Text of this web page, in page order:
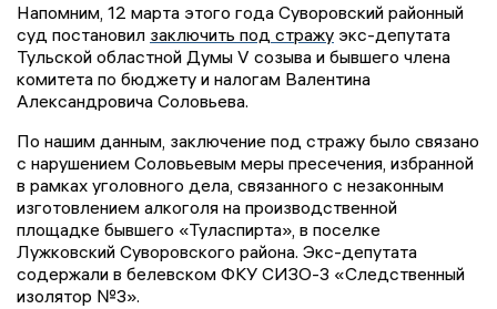
Напомним, 12 марта этого года Суворовский районный
суд постановил заключить под стражу экс-депутата
Тульской областной Думы V созыва и бывшего члена
комитета по бюджету и налогам Валентина
Александровича Соловьева.
По нашим данным, заключение под стражу было связано
с нарушением Соловьевым меры пресечения, избранной
в рамках уголовного дела, связанного с незаконным
изготовлением алкоголя на производственной
площадке бывшего «Туласпирта», в поселке
Лужковский Суворовского района. Экс-депутата
содержали в белевском ФКУ СИЗО-3 «Следственный
изолятор №3».